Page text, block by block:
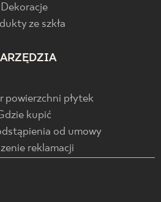
Dekoracje
ze szkła
powierzchni płytek
kupić
od umowy
reklamacji